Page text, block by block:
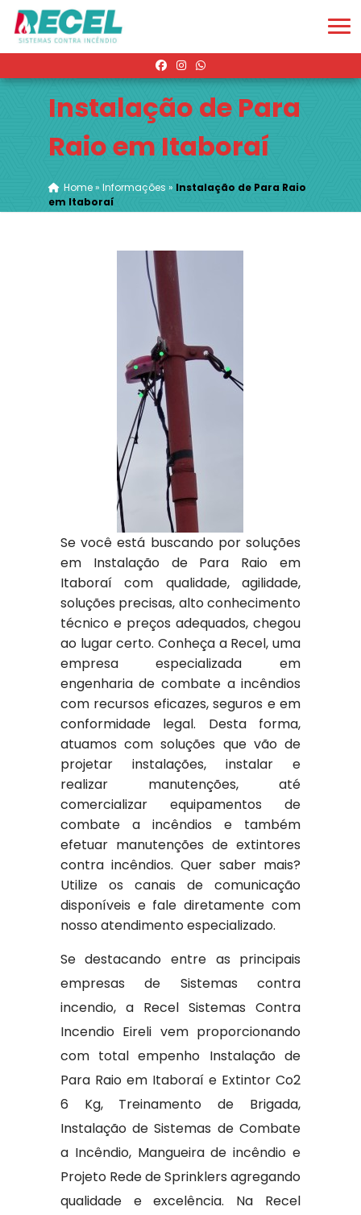
Instalação de Para
Raio em Itaboraí
Home» Informações » Instalação de Para Raio
em Itaboraí
Se você está buscando por soluções
em Instalação de Para Raio em
Itaboraí com qualidade, agilidade,
soluções precisas, alto conhecimento
técnico e preços adequados, chegou
ao lugar certo. Conheça a Recel, uma
empresa especializada em
engenharia de combate a incêndios
com recursos eficazes, seguros e em
conformidade legal. Desta forma,
atuamos com soluções que vão de
projetar instalações, instalar e
realizar manutenções, até
comercializar equipamentos de
combate a incêndios e também
efetuar manutenções de extintores
contra incêndios. Quer saber mais?
Utilize os canais de comunicação
disponíveis e fale diretamente com
nosso atendimento especializado.
Se destacando entre as principais
empresas de Sistemas contra
incendio, a Recel Sistemas Contra
Incendio Eireli vem proporcionando
com total empenho Instalação de
Para Raio em Itaboraí e Extintor Co2
6 Kg, Treinamento de Brigada,
Instalação de Sistemas de Combate
a Incêndio, Mangueira de incêndio e
Projeto Rede de Sprinklers agregando
qualidade e excelência. Na Recel